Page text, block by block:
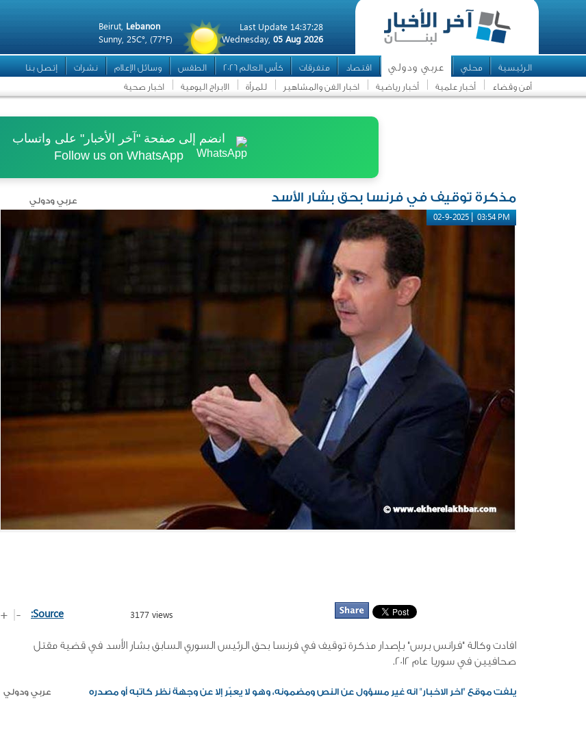
Last Update 14:37:28
Wednesday, 05 Aug 2026
Beirut, Lebanon
Sunny, 25C°, (77°F)
الرئيسية محلي عربي ودولي اقتصاد متفرقات كأس العالم 2026 الطقس وسائل الإعلام نشرات
إتصل بنا
أمن وقضاء
أخبار علمية أخبار رياضية اخبار الفن والمشاهير للمرأة الابراج اليومية اخبار صحية
انضم إلى صفحة "آخر الأخبار" على واتساب
Follow us on WhatsApp
مذكرة توقيف في فرنسا بحق بشار الأسد عربي ودولي
02-9-2025 | 03:54 PM
3177 views
Source:
-
|
+
افادت وكالة "فرانس برس" بإصدار مذكرة توقيف في فرنسا بحق الرئيس السوري السابق بشار الأسد في قضية مقتل
صحافيين في سوريا عام 2012.
عربي ودولي يلفت موقع "اخر الاخبار" انه غير مسؤول عن النص ومضمونه، وهو لا يعبّر إلا عن وجهة نظر كاتبه أو مصدره